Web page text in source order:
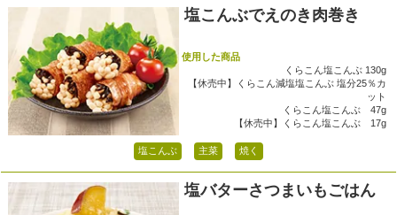
塩こんぶでえのき肉巻き
使用した商品
くらこん塩こんぶ 130g
【休売中】くらこん減塩塩こんぶ 塩分25％カ
ット
くらこん塩こんぶ 47g
【休売中】くらこん塩こんぶ 17g
塩こんぶ 主菜 焼く
塩バターさつまいもごはん